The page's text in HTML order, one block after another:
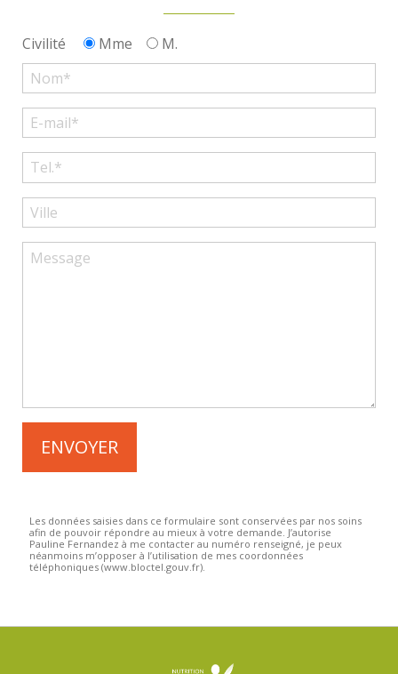
Civilité Mme M.
Les données saisies dans ce formulaire sont conservées par nos soins
afin de pouvoir répondre au mieux à votre demande. J’autorise
Pauline Fernandez à me contacter au numéro renseigné, je peux
néanmoins m’opposer à l’utilisation de mes coordonnées
téléphoniques (www.bloctel.gouv.fr).